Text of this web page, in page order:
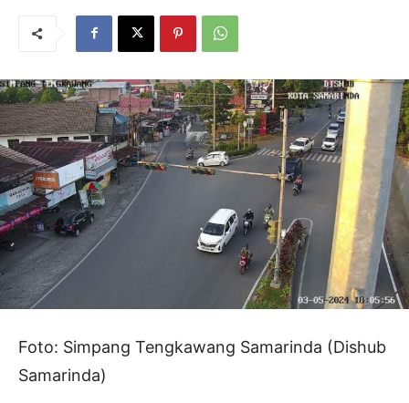
Foto: Simpang Tengkawang Samarinda (Dishub
Samarinda)